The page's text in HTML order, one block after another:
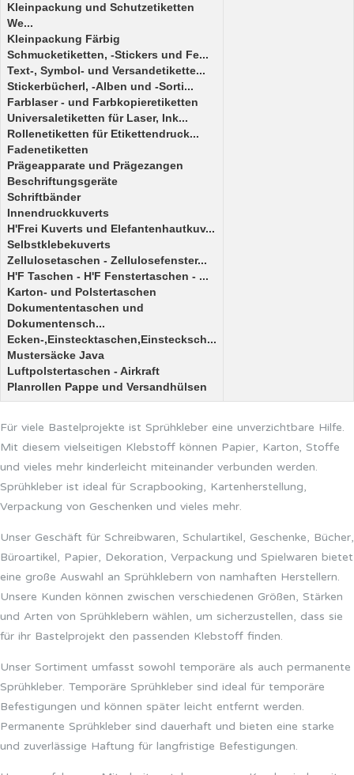
Kleinpackung und Schutzetiketten
We...
Kleinpackung Färbig
Schmucketiketten, -Stickers und Fe...
Text-, Symbol- und Versandetikette...
Stickerbücherl, -Alben und -Sorti...
Farblaser - und Farbkopieretiketten
Universaletiketten für Laser, Ink...
Rollenetiketten für Etikettendruck...
Fadenetiketten
Prägeapparate und Prägezangen
Beschriftungsgeräte
Schriftbänder
Innendruckkuverts
H'Frei Kuverts und Elefantenhautkuv...
Selbstklebekuverts
Zellulosetaschen - Zellulosefenster...
H'F Taschen - H'F Fenstertaschen - ...
Karton- und Polstertaschen
Dokumententaschen und
Dokumentensch...
Ecken-,Einstecktaschen,Einstecksch...
Mustersäcke Java
Luftpolstertaschen - Airkraft
Planrollen Pappe und Versandhülsen
Für viele Bastelprojekte ist Sprühkleber eine unverzichtbare Hilfe.
Mit diesem vielseitigen Klebstoff können Papier, Karton, Stoffe
und vieles mehr kinderleicht miteinander verbunden werden.
Sprühkleber ist ideal für Scrapbooking, Kartenherstellung,
Verpackung von Geschenken und vieles mehr.
Unser Geschäft für Schreibwaren, Schulartikel, Geschenke, Bücher,
Büroartikel, Papier, Dekoration, Verpackung und Spielwaren bietet
eine große Auswahl an Sprühklebern von namhaften Herstellern.
Unsere Kunden können zwischen verschiedenen Größen, Stärken
und Arten von Sprühklebern wählen, um sicherzustellen, dass sie
für ihr Bastelprojekt den passenden Klebstoff finden.
Unser Sortiment umfasst sowohl temporäre als auch permanente
Sprühkleber. Temporäre Sprühkleber sind ideal für temporäre
Befestigungen und können später leicht entfernt werden.
Permanente Sprühkleber sind dauerhaft und bieten eine starke
und zuverlässige Haftung für langfristige Befestigungen.